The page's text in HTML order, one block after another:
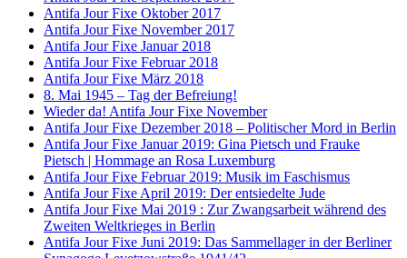
Antifa Jour Fixe Oktober 2017
Antifa Jour Fixe November 2017
Antifa Jour Fixe Januar 2018
Antifa Jour Fixe Februar 2018
Antifa Jour Fixe März 2018
8. Mai 1945 – Tag der Befreiung!
Wieder da! Antifa Jour Fixe November
Antifa Jour Fixe Dezember 2018 – Politischer Mord in Berlin
Antifa Jour Fixe Januar 2019: Gina Pietsch und Frauke
Pietsch | Hommage an Rosa Luxemburg
Antifa Jour Fixe Februar 2019: Musik im Faschismus
Antifa Jour Fixe April 2019: Der entsiedelte Jude
Antifa Jour Fixe Mai 2019 : Zur Zwangsarbeit während des
Zweiten Weltkrieges in Berlin
Antifa Jour Fixe Juni 2019: Das Sammellager in der Berliner